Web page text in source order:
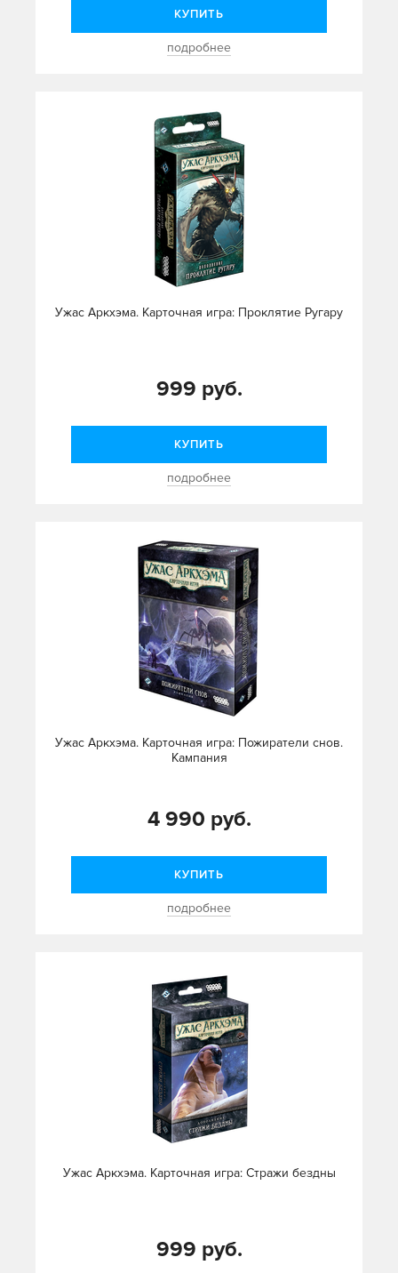
КУПИТЬ
подробнее
Ужас Аркхэма. Карточная игра: Проклятие Ругару
999 руб.
КУПИТЬ
подробнее
Ужас Аркхэма. Карточная игра: Пожиратели снов.
Кампания
4 990 руб.
КУПИТЬ
подробнее
Ужас Аркхэма. Карточная игра: Стражи бездны
999 руб.